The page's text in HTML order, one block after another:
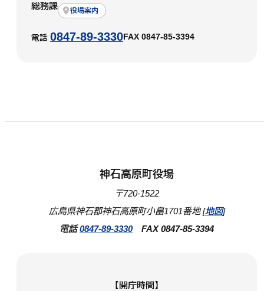
総務課 役場案内
電話 0847-89-3330 FAX 0847-85-3394
神石高原町役場
〒720-1522
広島県神石郡神石高原町小畠1701番地 [地図]
電話0847-89-3330FAX 0847-85-3394
【開庁時間】